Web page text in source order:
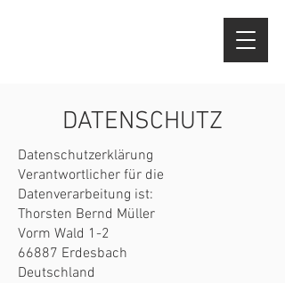
DATENSCHUTZ
Datenschutzerklärung
Verantwortlicher für die
Datenverarbeitung ist:
Thorsten Bernd Müller
Vorm Wald 1-2
66887 Erdesbach
Deutschland